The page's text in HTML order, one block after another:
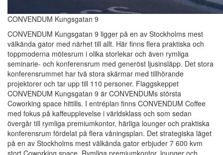
CONVENDUM Kungsgatan 9
CONVENDUM Kungsgatan 9 ligger på en av Stockholms mest
välkända gator med närhet till allt. Här finns flera praktiska och
toppmoderna mötesrum i olika storlekar och även rymliga
seminarie- och konferensrum med generöst ljusinsläpp. Det stora
konferensrummet har två stora skärmar med tillhörande
projektorer och tar upp till 110 personer. Flaggskeppet
CONVENDUM Kungsgatan 9 är CONVENDUMs största
Coworking space hittills. I entréplan finns CONVENDUM Coffee
med fokus på kaffeupplevelse i världsklass och som sedan
övergår till rymliga premiumkontor, härliga lounger och praktiska
konferensrum fördelat på flera våningsplan. Det strategiska läget
på en av Stockholms mest välkända gator erbjuder 7 600 kvm